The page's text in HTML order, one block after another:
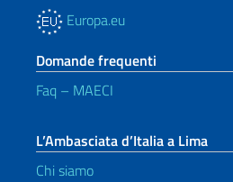
Europa.eu
Domande frequenti
Faq – MAECI
L’Ambasciata d’Italia a Lima
Chi siamo